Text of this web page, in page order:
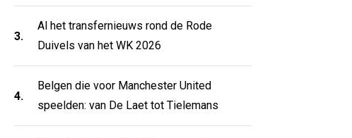
3.
Al het transfernieuws rond de Rode
Duivels van het WK 2026
4.
Belgen die voor Manchester United
speelden: van De Laet tot Tielemans